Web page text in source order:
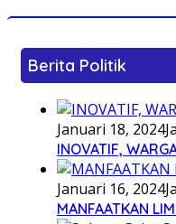
Berita Politik
Januari 18, 2024
INOVATIF,
Januari 16, 2024
MANFAATKAN